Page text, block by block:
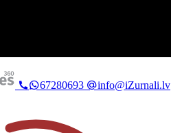
67280693
info@iZurnali.lv